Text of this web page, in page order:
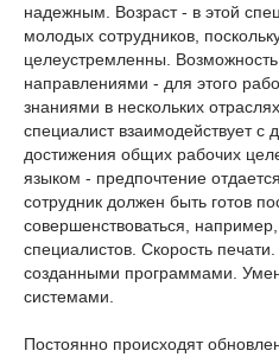
надежным. Возраст - в этой
молодых сотрудников,
целеустремленны.
направлениями - для этого
знаниями в нескольких
специалист взаимодействует с
достижения общих рабочих
языком - предпочтение
сотрудник должен быть готов
совершенствоваться,
специалистов. Скорость
созданными программами.
системами.
Постоянно происходят